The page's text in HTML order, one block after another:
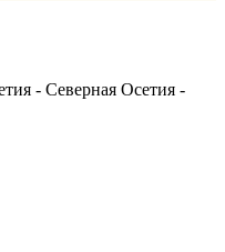
- Северная Осетия -